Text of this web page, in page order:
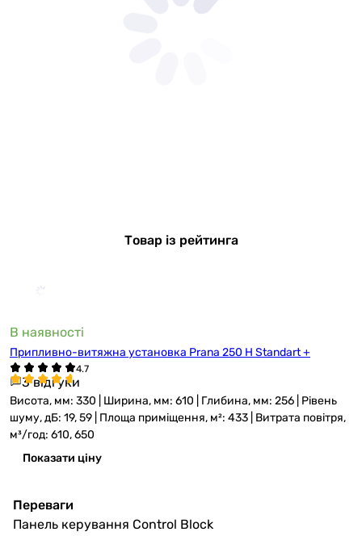
Товар із рейтинга
В наявності
Припливно-витяжна установка Prana 250 H Standart +
3 відгуки
Висота, мм: 330 | Ширина, мм: 610 | Глибина, мм: 256 | Рівень
шуму, дБ: 19, 59 | Площа приміщення, м²: 433 | Витрата повітря,
м³/год: 610, 650
Показати ціну
Переваги
Панель керування Control Block